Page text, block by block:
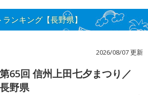
ンキング【長野県】
2026/08/07 更新
第65回 信州上田七夕まつり／
長野県